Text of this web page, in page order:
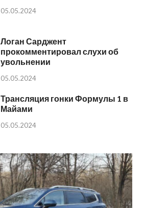
05.05.2024
Логан Сарджент
прокомментировал слухи об
увольнении
05.05.2024
Трансляция гонки Формулы 1 в
Майами
05.05.2024